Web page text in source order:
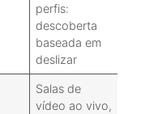
perfis:
descoberta
baseada em
deslizar
Salas de
vídeo ao vivo,